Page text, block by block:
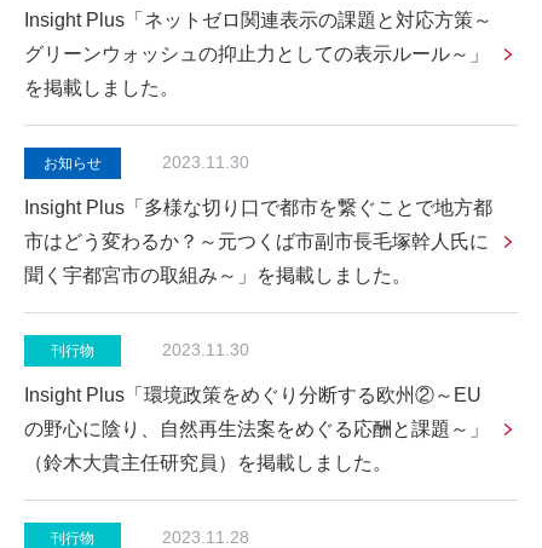
Insight Plus「ネットゼロ関連表示の課題と対応方策～
グリーンウォッシュの抑止力としての表示ルール～」
を掲載しました。
お知らせ 2023.11.30
Insight Plus「多様な切り口で都市を繋ぐことで地方都
市はどう変わるか？～元つくば市副市長毛塚幹人氏に
聞く宇都宮市の取組み～」を掲載しました。
刊行物 2023.11.30
Insight Plus「環境政策をめぐり分断する欧州②～EU
の野心に陰り、自然再生法案をめぐる応酬と課題～」
（鈴木大貴主任研究員）を掲載しました。
刊行物 2023.11.28